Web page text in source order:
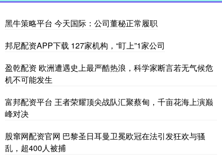
黑牛策略平台 今天国际：公司董秘正常履职
邦尼配资APP下载 127家机构，“盯上”1家公司
盈乾配资 欧洲遭遇史上最严酷热浪，科学家断言若无气候危
机不可能发生
富邦配资平台 王者荣耀顶尖战队汇聚蔡甸，千亩花海上演巅
峰对决
股窜网配资官网 巴黎圣日耳曼卫冕欧冠在法引发狂欢与骚
乱，超400人被捕